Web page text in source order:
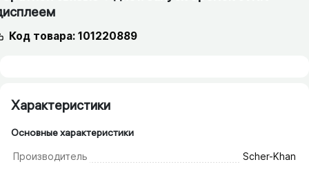
Код товара: 101220889
Характеристики
Основные характеристики
Производитель Scher-Khan